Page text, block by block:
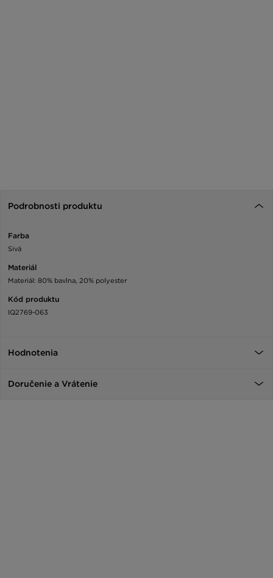
Podrobnosti produktu
Farba
Sivá
Materiál
Materiál: 80% bavlna, 20% polyester
Kód produktu
IQ2769-063
Hodnotenia
Doručenie a Vrátenie